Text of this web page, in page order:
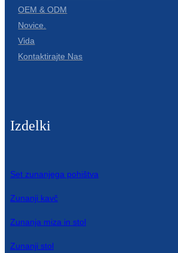
OEM & ODM
Novice.
Vida
Kontaktirajte Nas
Izdelki
Set zunanjega pohištva
Zunanji kavč
Zunanja miza in stol
Zunanji stol